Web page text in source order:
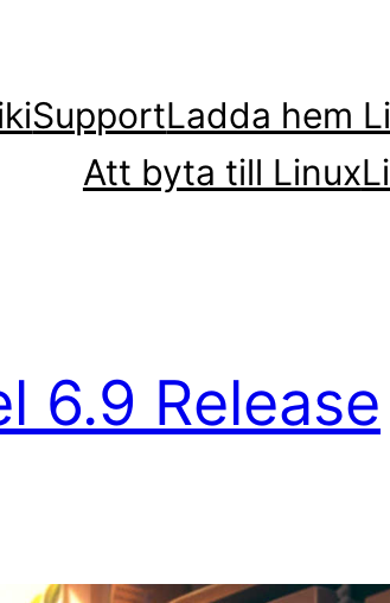
SupportLadda hem
Att byta till Linux
6.9 Release